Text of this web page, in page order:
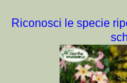
Riconosci le specie